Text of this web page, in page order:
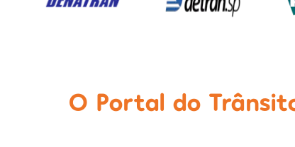
O Portal do